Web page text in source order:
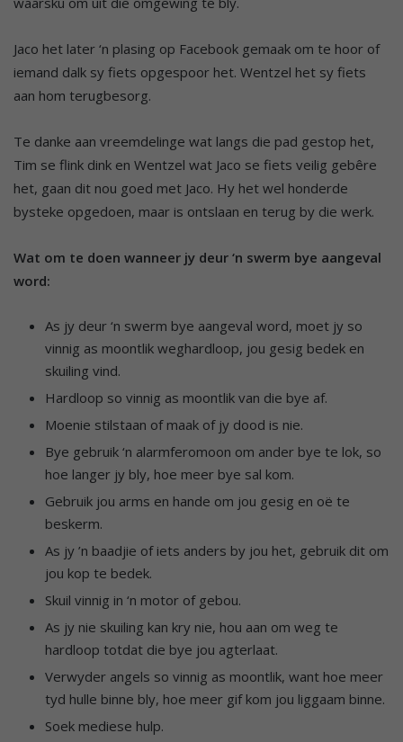
Jaco het later ‘n plasing op Facebook gemaak om te hoor of
iemand dalk sy fiets opgespoor het. Wentzel het sy fiets
aan hom terugbesorg.
Te danke aan vreemdelinge wat langs die pad gestop het,
Tim se flink dink en Wentzel wat Jaco se fiets veilig gebêre
het, gaan dit nou goed met Jaco. Hy het wel honderde
bysteke opgedoen, maar is ontslaan en terug by die werk.
Wat om te doen wanneer jy deur ‘n swerm bye aangeval
word:
As jy deur ‘n swerm bye aangeval word, moet jy so
vinnig as moontlik weghardloop, jou gesig bedek en
skuiling vind.
Hardloop so vinnig as moontlik van die bye af.
Moenie stilstaan of maak of jy dood is nie.
Bye gebruik ‘n alarmferomoon om ander bye te lok, so
hoe langer jy bly, hoe meer bye sal kom.
Gebruik jou arms en hande om jou gesig en oë te
beskerm.
As jy ’n baadjie of iets anders by jou het, gebruik dit om
jou kop te bedek.
Skuil vinnig in ‘n motor of gebou.
As jy nie skuiling kan kry nie, hou aan om weg te
hardloop totdat die bye jou agterlaat.
Verwyder angels so vinnig as moontlik, want hoe meer
tyd hulle binne bly, hoe meer gif kom jou liggaam binne.
Soek mediese hulp.